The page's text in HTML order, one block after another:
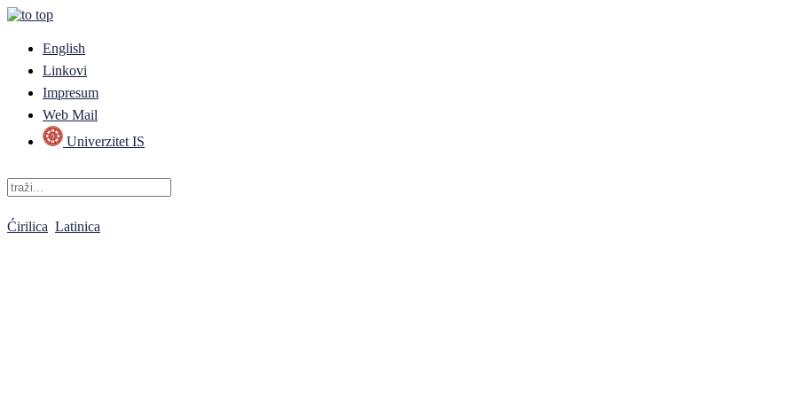
English
Linkovi
Impresum
Web Mail
Univerzitet IS
Ćirilica Latinica